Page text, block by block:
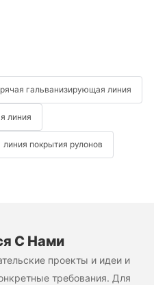
гальванизирующая линия
линия
линия покрытия рулонов
С Нами
проекты и идеи и
требования. Для